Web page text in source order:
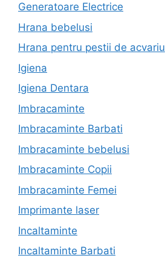
Generatoare Electrice
Hrana bebelusi
Hrana pentru pestii de acvariu
Igiena
Igiena Dentara
Imbracaminte
Imbracaminte Barbati
Imbracaminte bebelusi
Imbracaminte Copii
Imbracaminte Femei
Imprimante laser
Incaltaminte
Incaltaminte Barbati